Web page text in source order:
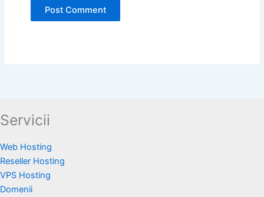
Servicii
Web Hosting
Reseller Hosting
VPS Hosting
Domenii